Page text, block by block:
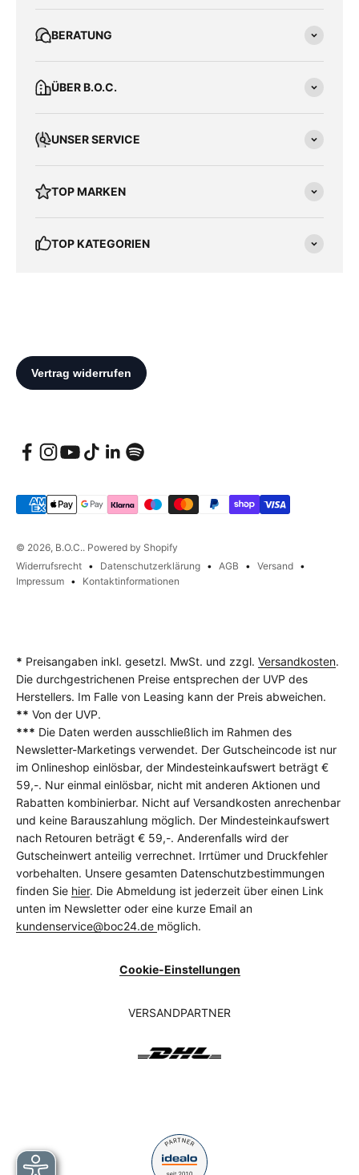
BERATUNG
ÜBER B.O.C.
UNSER SERVICE
TOP MARKEN
TOP KATEGORIEN
© 2026, B.O.C.. Powered by Shopify
Widerrufsrecht
Datenschutzerklärung AGB
Versand
Impressum
Kontaktinformationen
* Preisangaben inkl. gesetzl. MwSt. und zzgl. Versandkosten.
Die durchgestrichenen Preise entsprechen der UVP des
Herstellers. Im Falle von Leasing kann der Preis abweichen.
** Von der UVP.
*** Die Daten werden ausschließlich im Rahmen des
Newsletter-Marketings verwendet. Der Gutscheincode ist nur
im Onlineshop einlösbar, der Mindesteinkaufswert beträgt €
59,-. Nur einmal einlösbar, nicht mit anderen Aktionen und
Rabatten kombinierbar. Nicht auf Versandkosten anrechenbar
und keine Barauszahlung möglich. Der Mindesteinkaufswert
nach Retouren beträgt € 59,-. Anderenfalls wird der
Gutscheinwert anteilig verrechnet. Irrtümer und Druckfehler
vorbehalten. Unsere gesamten Datenschutzbestimmungen
finden Sie hier. Die Abmeldung ist jederzeit über einen Link
unten im Newsletter oder eine kurze Email an
kundenservice@boc24.de möglich.
Cookie-Einstellungen
VERSANDPARTNER